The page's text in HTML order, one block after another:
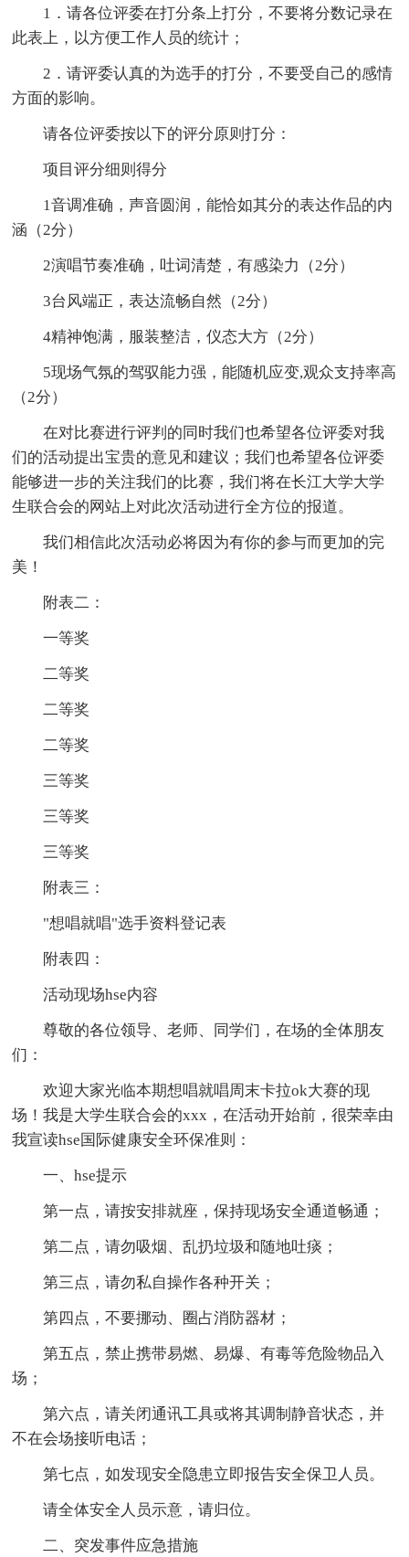
1．请各位评委在打分条上打分，不要将分数记录在
此表上，以方便工作人员的统计；
2．请评委认真的为选手的打分，不要受自己的感情
方面的影响。
请各位评委按以下的评分原则打分：
项目评分细则得分
1音调准确，声音圆润，能恰如其分的表达作品的内
涵（2分）
2演唱节奏准确，吐词清楚，有感染力（2分）
3台风端正，表达流畅自然（2分）
4精神饱满，服装整洁，仪态大方（2分）
5现场气氛的驾驭能力强，能随机应变,观众支持率高
（2分）
在对比赛进行评判的同时我们也希望各位评委对我
们的活动提出宝贵的意见和建议；我们也希望各位评委
能够进一步的关注我们的比赛，我们将在长江大学大学
生联合会的网站上对此次活动进行全方位的报道。
我们相信此次活动必将因为有你的参与而更加的完
美！
附表二：
一等奖
二等奖
二等奖
二等奖
三等奖
三等奖
三等奖
附表三：
"想唱就唱"选手资料登记表
附表四：
活动现场hse内容
尊敬的各位领导、老师、同学们，在场的全体朋友
们：
欢迎大家光临本期想唱就唱周末卡拉ok大赛的现
场！我是大学生联合会的xxx，在活动开始前，很荣幸由
我宣读hse国际健康安全环保准则：
一、hse提示
第一点，请按安排就座，保持现场安全通道畅通；
第二点，请勿吸烟、乱扔垃圾和随地吐痰；
第三点，请勿私自操作各种开关；
第四点，不要挪动、圈占消防器材；
第五点，禁止携带易燃、易爆、有毒等危险物品入
场；
第六点，请关闭通讯工具或将其调制静音状态，并
不在会场接听电话；
第七点，如发现安全隐患立即报告安全保卫人员。
请全体安全人员示意，请归位。
二、突发事件应急措施